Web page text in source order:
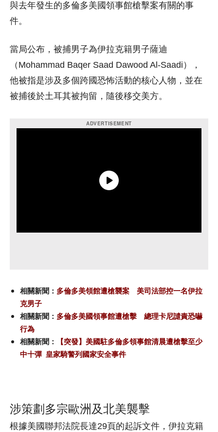
與去年發生的多倫多美國領事館槍擊案有關的事
件。
當局公布，被捕男子為伊拉克籍男子薩迪
（Mohammad Baqer Saad Dawood Al-Saadi），
他被指是涉及多個跨國恐怖活動的核心人物，並在
被捕後於土耳其被拘留，隨後移交美方。
相關新聞： 多倫多美領館遭槍襲案 美司法部控一名伊拉
克男子
相關新聞： 多倫多美國領事館遭槍擊 總理卡尼譴責恐嚇
行為
相關新聞： 【突發】美國駐多倫多領事館清晨遭槍擊至少
中十彈 皇家騎警列國家安全事件
涉策劃多宗歐洲及北美襲擊
根據美國聯邦法院長達29頁的起訴文件，伊拉克籍